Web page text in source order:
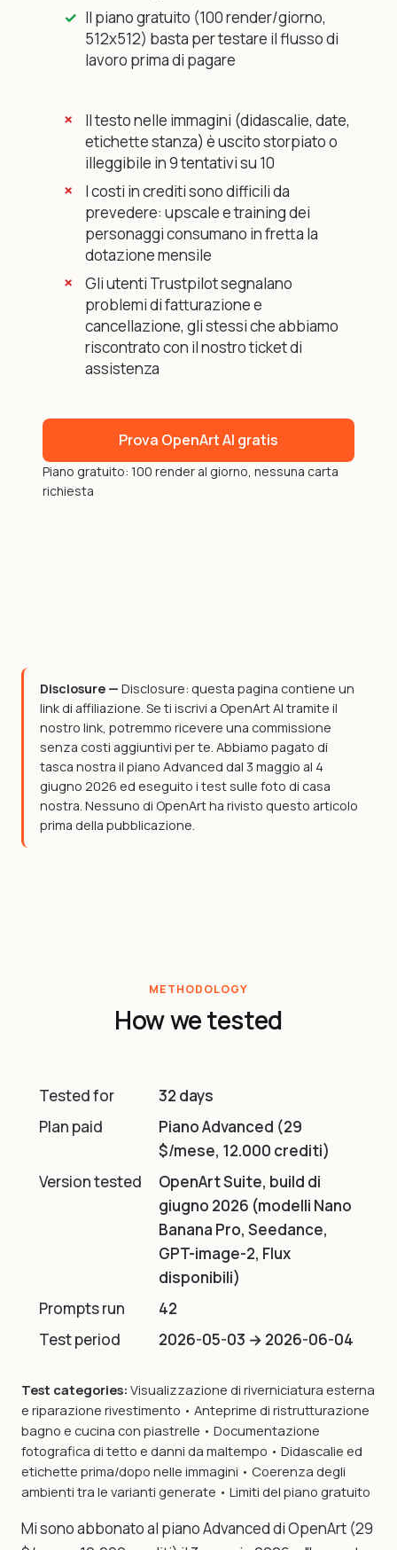
Il piano gratuito (100 render/giorno,
512x512) basta per testare il flusso di
lavoro prima di pagare
Il testo nelle immagini (didascalie, date,
etichette stanza) è uscito storpiato o
illeggibile in 9 tentativi su 10
I costi in crediti sono difficili da
prevedere: upscale e training dei
personaggi consumano in fretta la
dotazione mensile
Gli utenti Trustpilot segnalano
problemi di fatturazione e
cancellazione, gli stessi che abbiamo
riscontrato con il nostro ticket di
assistenza
Prova OpenArt AI gratis
Piano gratuito: 100 render al giorno, nessuna carta
richiesta
Disclosure — Disclosure: questa pagina contiene un
link di affiliazione. Se ti iscrivi a OpenArt AI tramite il
nostro link, potremmo ricevere una commissione
senza costi aggiuntivi per te. Abbiamo pagato di
tasca nostra il piano Advanced dal 3 maggio al 4
giugno 2026 ed eseguito i test sulle foto di casa
nostra. Nessuno di OpenArt ha rivisto questo articolo
prima della pubblicazione.
METHODOLOGY
How we tested
Tested for
32 days
Plan paid
Piano Advanced (29
$/mese, 12.000 crediti)
Version tested
OpenArt Suite, build di
giugno 2026 (modelli Nano
Banana Pro, Seedance,
GPT-image-2, Flux
disponibili)
Prompts run
42
Test period
2026-05-03 → 2026-06-04
Test categories: Visualizzazione di riverniciatura esterna
e riparazione rivestimento • Anteprime di ristrutturazione
bagno e cucina con piastrelle • Documentazione
fotografica di tetto e danni da maltempo • Didascalie ed
etichette prima/dopo nelle immagini • Coerenza degli
ambienti tra le varianti generate • Limiti del piano gratuito
Mi sono abbonato al piano Advanced di OpenArt (29